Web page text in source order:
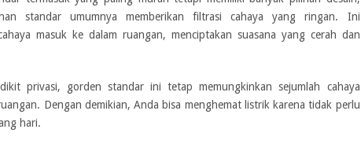
standar umumnya memberikan filtrasi cahaya yang ringan. Ini
masuk ke dalam ruangan, menciptakan suasana yang cerah dan
privasi, gorden standar ini tetap memungkinkan sejumlah cahaya
Dengan demikian, Anda bisa menghemat listrik karena tidak perlu
hari.